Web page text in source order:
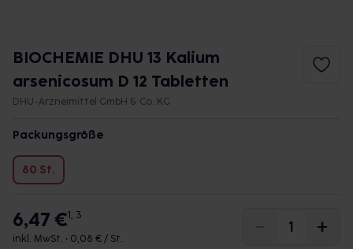
BIOCHEMIE DHU 13 Kalium
arsenicosum D 12 Tabletten
DHU-Arzneimittel GmbH & Co. KG
Packungsgröße
80 St.
6,47 €1, 3
inkl. MwSt. • 0,08 € / St.